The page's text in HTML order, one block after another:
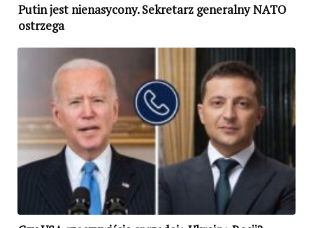
Putin jest nienasycony. Sekretarz generalny NATO
ostrzega